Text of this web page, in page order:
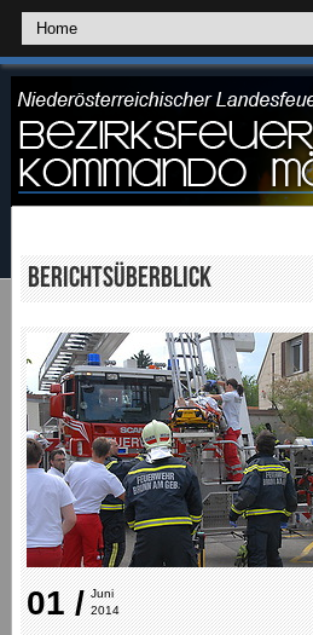
Berichtsüberblick
01 / Juni
2014